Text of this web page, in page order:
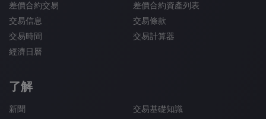
差價合約交易
差價合約資產列表
交易信息
交易條款
交易時間
交易計算器
經濟日曆
了解
新聞
交易基礎知識